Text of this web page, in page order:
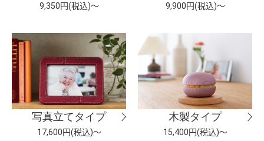
9,350円(税込)～ 9,900円(税込)～
写真立てタイプ
17,600円(税込)～
木製タイプ
15,400円(税込)～